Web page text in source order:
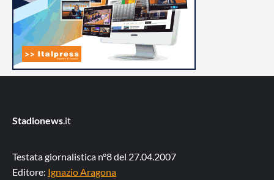
Stadionews.it
Testata giornalistica n°8 del 27.04.2007
Editore: Ignazio Aragona